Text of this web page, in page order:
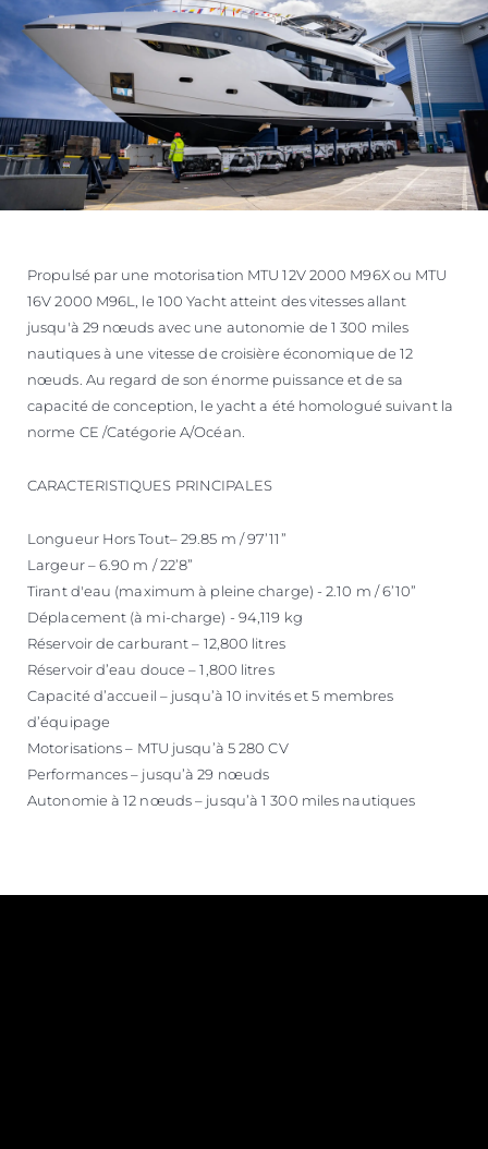
Propulsé par une motorisation MTU 12V 2000 M96X ou MTU
16V 2000 M96L, le 100 Yacht atteint des vitesses allant
jusqu'à 29 nœuds avec une autonomie de 1 300 miles
nautiques à une vitesse de croisière économique de 12
nœuds. Au regard de son énorme puissance et de sa
capacité de conception, le yacht a été homologué suivant la
norme CE /Catégorie A/Océan.
CARACTERISTIQUES PRINCIPALES
Longueur Hors Tout– 29.85 m / 97’11”
Largeur – 6.90 m / 22’8”
Tirant d'eau (maximum à pleine charge) - 2.10 m / 6’10”
Déplacement (à mi-charge) - 94,119 kg
Réservoir de carburant – 12,800 litres
Réservoir d’eau douce – 1,800 litres
Capacité d’accueil – jusqu’à 10 invités et 5 membres
d’équipage
Motorisations – MTU jusqu’à 5 280 CV
Performances – jusqu’à 29 nœuds
Autonomie à 12 nœuds – jusqu’à 1 300 miles nautiques